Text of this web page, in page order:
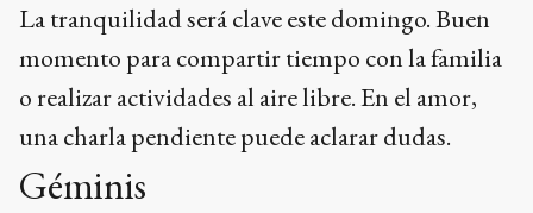
La tranquilidad será clave este domingo. Buen
momento para compartir tiempo con la familia
o realizar actividades al aire libre. En el amor,
una charla pendiente puede aclarar dudas.
Géminis